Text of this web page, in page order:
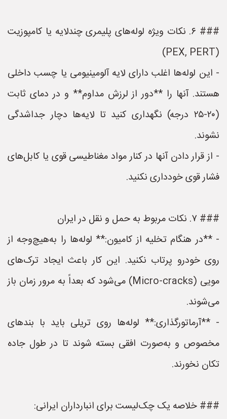
### ۶. نکات ویژه لوله‌های پلیمری چندلایه یا کامپوزیت
(PEX, PERT)
- این لوله‌ها اغلب دارای لایه آلومینیومی یا چسب داخلی
هستند. آنها را **دور از لرزش مداوم** و در دمای ثابت
(۲۰-۲۵ درجه) نگهداری کنید تا لایه‌ها دچار جداشدگی
نشوند.
- از قرار دادن آنها در کنار مواد مغناطیسی قوی یا کابل‌های
فشار قوی خودداری نکنید.
### ۷. نکات مربوط به حمل و نقل در ایران
- **در هنگام تخلیه از کامیون:** لوله‌ها را به‌هیچ‌وجه از
روی خودرو پرتاب نکنید. این کار باعث ایجاد ترک‌های
مویی (Micro-cracks) می‌شود که بعداً به مرور زمان باز
می‌شوند.
- **آرماتورگذاری:** لوله‌ها روی تریلی باید با بندهای
مخصوص و به‌صورت افقی بسته شوند تا در طول جاده
تکان نخورند.
### خلاصه یک چک‌لیست برای انبارداران ایرانی: